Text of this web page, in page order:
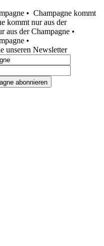
• Champagne kommt
kommt nur aus der
aus der Champagne •
•
unseren Newsletter
abonnieren